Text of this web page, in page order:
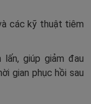
các kỹ thuật tiêm
giúp giảm đau
gian phục hồi sau